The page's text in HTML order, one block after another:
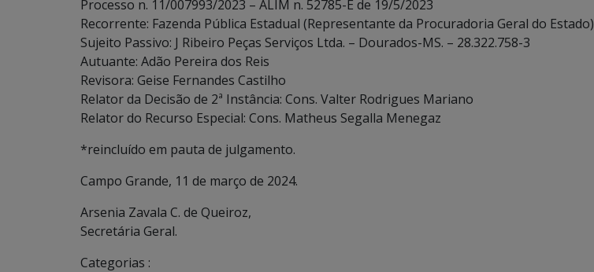
Processo n. 11/007993/2023 – ALIM n. 52785-E de 19/5/2023
Recorrente: Fazenda Pública Estadual (Representante da Procuradoria Geral do Estado)
Sujeito Passivo: J Ribeiro Peças Serviços Ltda. – Dourados-MS. – 28.322.758-3
Autuante: Adão Pereira dos Reis
Revisora: Geise Fernandes Castilho
Relator da Decisão de 2ª Instância: Cons. Valter Rodrigues Mariano
Relator do Recurso Especial: Cons. Matheus Segalla Menegaz
*reincluído em pauta de julgamento.
Campo Grande, 11 de março de 2024.
Arsenia Zavala C. de Queiroz,
Secretária Geral.
Categorias :